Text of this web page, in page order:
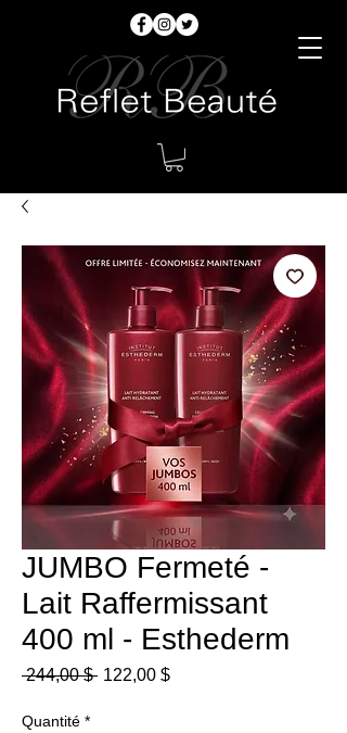
JUMBO Fermeté -
Lait Raffermissant
400 ml - Esthederm
244,00 $ Prix
122,00 $Prix
Quantité *